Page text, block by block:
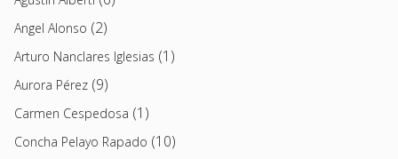
Angel Alonso (2)
Arturo Nanclares Iglesias (1)
Aurora Pérez (9)
Carmen Cespedosa (1)
Concha Pelayo Rapado (10)